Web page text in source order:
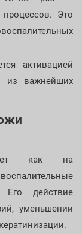
процессов. Это
активацией
из важнейших
как на
действие
уменьшении